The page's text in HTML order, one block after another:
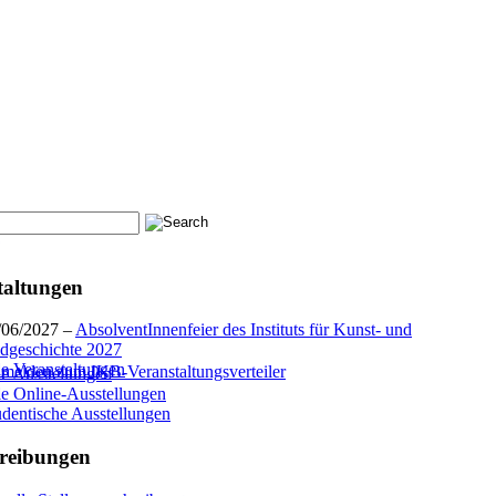
2027 –AbsolventInnenfeier des Instituts für Kunst- und
2027
Veranstaltungen
zum IKB-Veranstaltungsverteiler
Ausstellungen
Online-Ausstellungen
Ausstellungen